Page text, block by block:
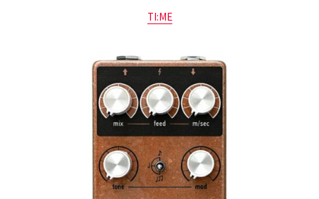
TI:ME